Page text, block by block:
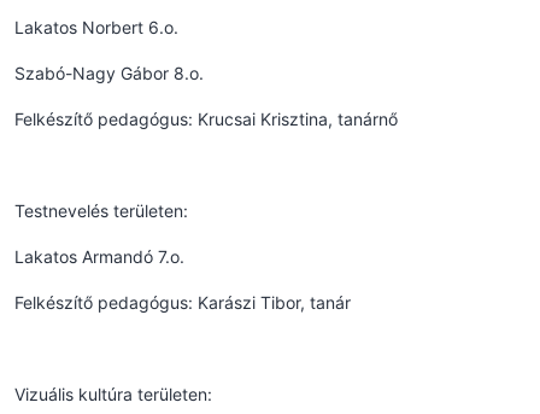
Lakatos Norbert 6.o.
Szabó-Nagy Gábor 8.o.
Felkészítő pedagógus: Krucsai Krisztina, tanárnő
Testnevelés területen:
Lakatos Armandó 7.o.
Felkészítő pedagógus: Karászi Tibor, tanár
Vizuális kultúra területen: